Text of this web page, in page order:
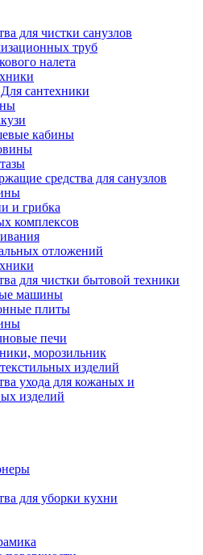
для чистки санузлов
труб
налета
сантехники
кабины
средства для санузлов
и грибка
комплексов
отложений
для чистки бытовой техники
машины
плиты
печи
морозильник
изделий
ухода для кожаных и
изделий
для уборки кухни